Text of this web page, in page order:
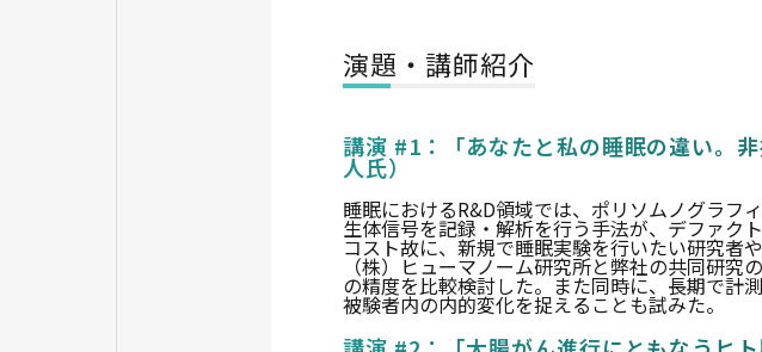
演題・講師紹介
講演 #1：「あなたと私の睡眠の違い。
人氏）
睡眠におけるR&D領域では、ポリソムノグラフ
生体信号を記録・解析を行う手法が、デファク
コスト故に、新規で睡眠実験を行いたい研究者
（株）ヒューマノーム研究所と弊社の共同研
の精度を比較検討した。また同時に、長期で計
被験者内の内的変化を捉えることも試みた。